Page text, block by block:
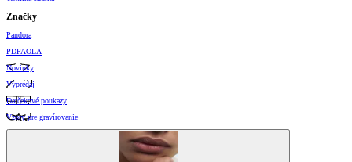
Značky
Pandora
PDPAOLA
Novinky
Výpredaj
Darčekové poukazy
Vzory pre gravírovanie